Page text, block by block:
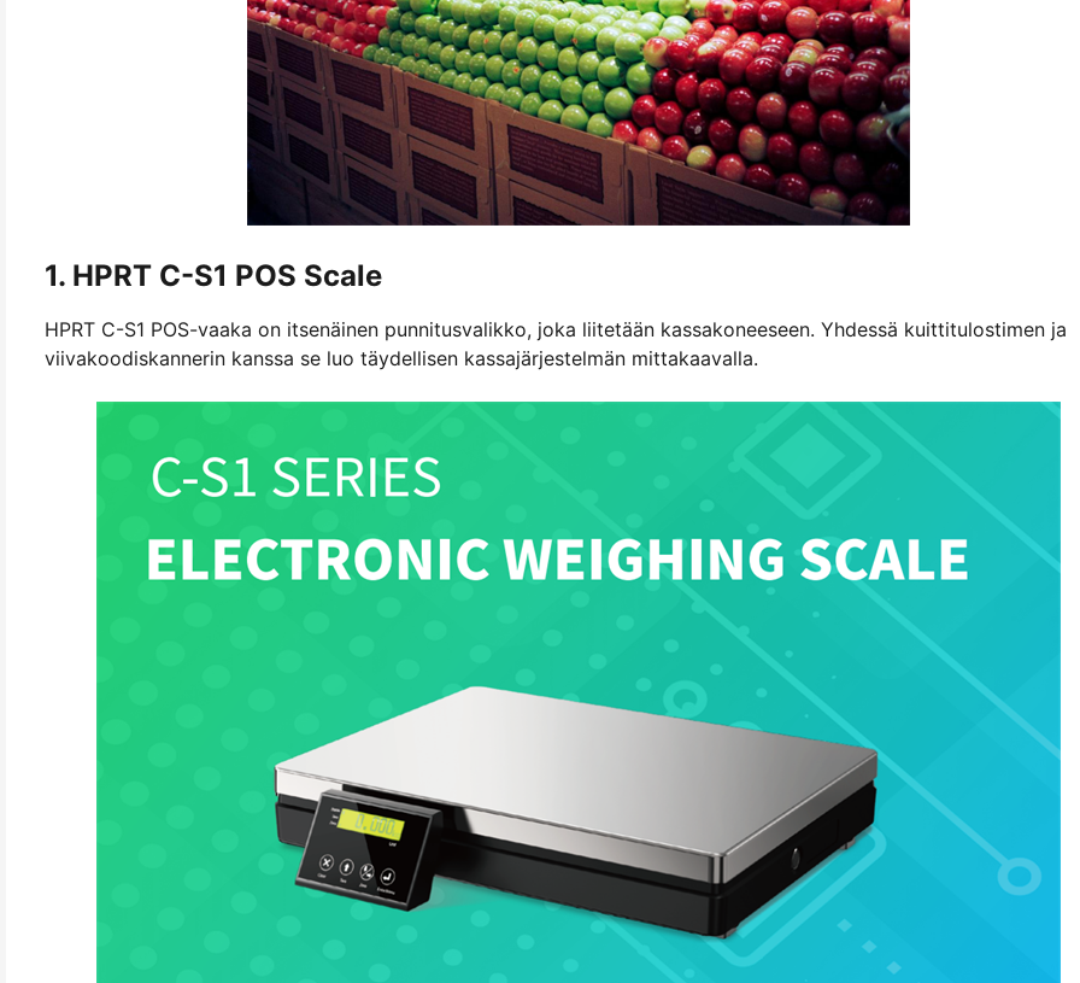
1. HPRT C-S1 POS Scale
HPRT C-S1 POS-vaaka on itsenäinen punnitusvalikko, joka liitetään kassakoneeseen. Yhdessä kuittitulostimen ja
viivakoodiskannerin kanssa se luo täydellisen kassajärjestelmän mittakaavalla.